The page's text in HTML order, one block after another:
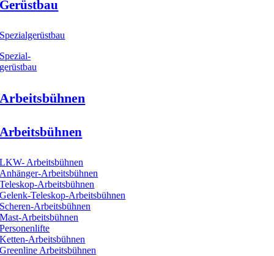
Gerüstbau
Spezialgerüstbau
Spezial-
gerüstbau
Arbeitsbühnen
Arbeitsbühnen
LKW- Arbeitsbühnen
Anhänger-Arbeitsbühnen
Teleskop-Arbeitsbühnen
Gelenk-Teleskop-Arbeitsbühnen
Scheren-Arbeitsbühnen
Mast-Arbeitsbühnen
Personenlifte
Ketten-Arbeitsbühnen
Greenline Arbeitsbühnen